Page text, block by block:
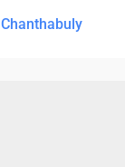
Chanthabuly